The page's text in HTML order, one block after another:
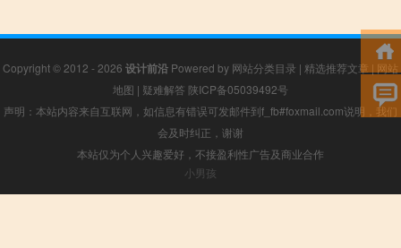
Copyright © 2012 - 2026 设计前沿 Powered by 网站分类目录 | 精选推荐文章 | 网站
地图 | 疑难解答 陕ICP备05039492号
声明：本站内容来自互联网，如信息有错误可发邮件到f_fb#foxmail.com说明，我们
会及时纠正，谢谢
本站仅为个人兴趣爱好，不接盈利性广告及商业合作
小男孩